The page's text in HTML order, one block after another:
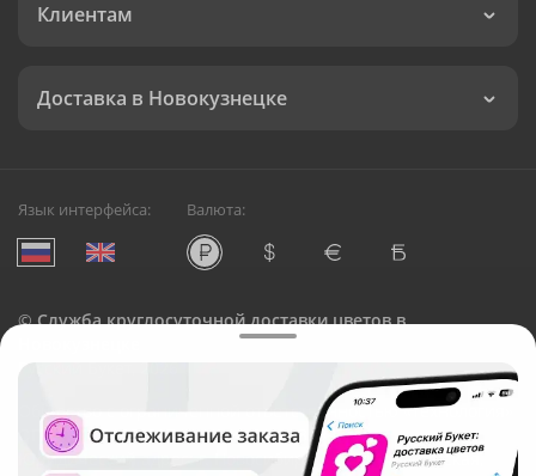
Клиентам
Доставка в Новокузнецке
Язык интерфейса: Валюта:
©Служба круглосуточной доставки цветов в
Русский Букет, 2026
Общество с ограниченной ответственностью «Технология»
ОГРН: 1195476081745, ИНН: 5410081997
Юридический адрес: г. Новосибирск, ул. Ипподромская,